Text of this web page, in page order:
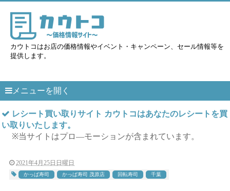
カウトコはお店の価格情報やイベント・キャンペーン、セール情報等を
提供します。
メニューを開く
レシート買い取りサイト カウトコはあなたのレシートを買
い取りいたします。
※当サイトはプロ―モーションが含まれています。
2021年4月25日日曜日
かっぱ寿司 かっぱ寿司 茂原店 回転寿司 千葉